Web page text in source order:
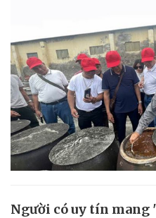
Người có uy tín mang